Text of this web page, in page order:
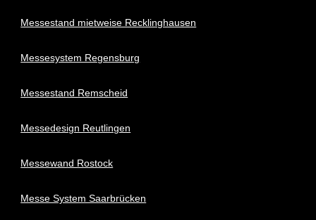
Messestand mietweise Recklinghausen
Messesystem Regensburg
Messestand Remscheid
Messedesign Reutlingen
Messewand Rostock
Messe System Saarbrücken